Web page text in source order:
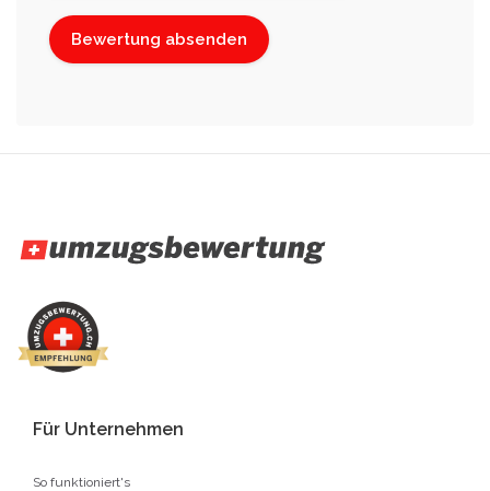
Für Unternehmen
So funktioniert's